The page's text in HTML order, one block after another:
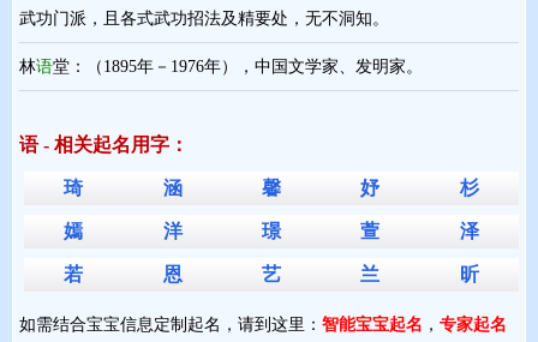
武功门派，且各式武功招法及精要处，无不洞知。
林语堂：（1895年－1976年），中国文学家、发明家。
语 - 相关起名用字：
琦 涵 馨 妤 杉
嫣 洋 璟 萱 泽
若 恩 艺 兰 昕
如需结合宝宝信息定制起名，请到这里： 智能宝宝起名 ， 专家起名